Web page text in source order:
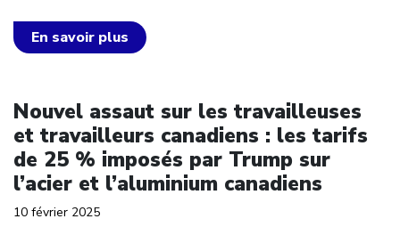
En savoir plus
Nouvel assaut sur les travailleuses
et travailleurs canadiens : les tarifs
de 25 % imposés par Trump sur
l’acier et l’aluminium canadiens
10 février 2025